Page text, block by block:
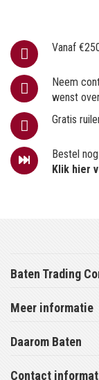
Vanaf
Neem
wenst
Gratis
Bestel
Klik hier
Baten Trading
Meer informatie
Daarom Baten
Contact